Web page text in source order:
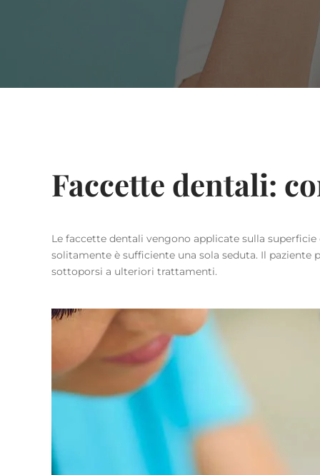
Faccette dentali:
Le faccette dentali vengono applicate sulla
solitamente è sufficiente una sola seduta. Il paziente
sottoporsi a ulteriori trattamenti.